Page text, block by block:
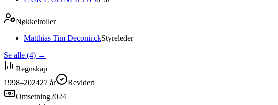
Nøkkelroller
Matthias Tim DeconinckStyreleder
Se alle (4) →
Regnskap
1998–202427 år
Revidert
Omsetning2024